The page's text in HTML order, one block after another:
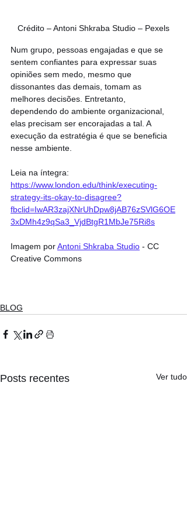
Crédito – Antoni Shkraba Studio – Pexels
Num grupo, pessoas engajadas e que se
sentem confiantes para expressar suas
opiniões sem medo, mesmo que
dissonantes das demais, tomam as
melhores decisões. Entretanto,
dependendo do ambiente organizacional,
elas precisam ser encorajadas a tal. A
execução da estratégia é que se beneficia
nesse ambiente.
Leia na íntegra:
https://www.london.edu/think/executing-
strategy-its-okay-to-disagree?
fbclid=IwAR3zajXNrUhDpw8jAB76zSVlG6OE
3xDMh4z9qSa3_VjdBtgR1MbJe75Ri8s
Imagem por Antoni Shkraba Studio - CC
Creative Commons
BLOG
Posts recentes Ver tudo